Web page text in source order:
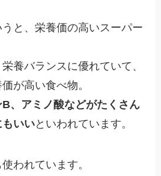
と、栄養価の高いスーパー
養バランスに優れていて、
が高い食べ物。
B、アミノ酸などがたくさん
もいいといわれています。
われています。